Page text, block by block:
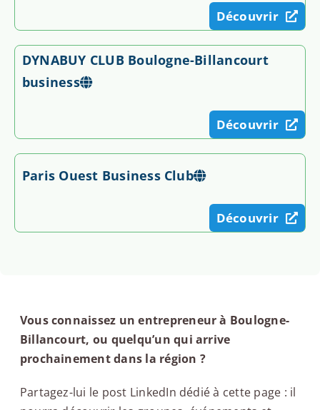
Découvrir
DYNABUY CLUB Boulogne-Billancourt
business
Découvrir
Paris Ouest Business Club
Découvrir
Vous connaissez un entrepreneur à Boulogne-
Billancourt, ou quelqu’un qui arrive
prochainement dans la région ?
Partagez-lui le post LinkedIn dédié à cette page : il